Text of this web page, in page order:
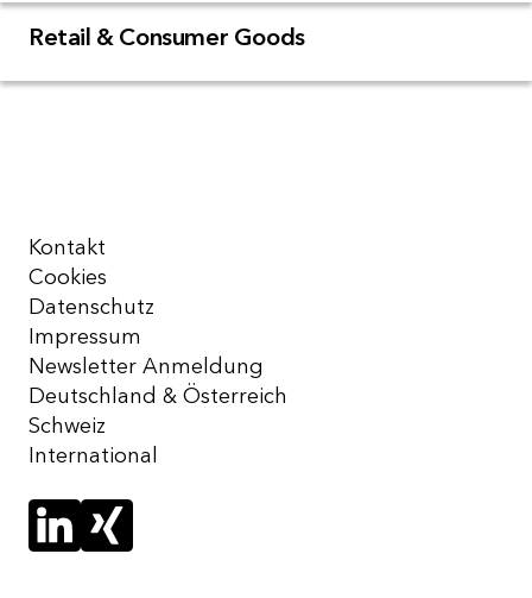
Retail & Consumer Goods
Kontakt
Cookies
Datenschutz
Impressum
Newsletter Anmeldung
Deutschland & Österreich
Schweiz
International